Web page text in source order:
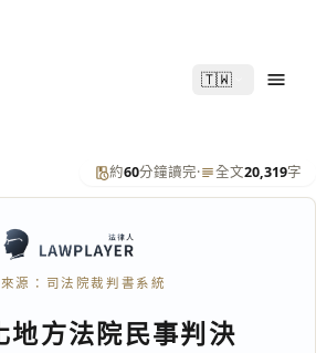
🇹🇼
約60分鐘讀完· 全文20,319字
源：司法院裁判書系統
地方法院民事判決